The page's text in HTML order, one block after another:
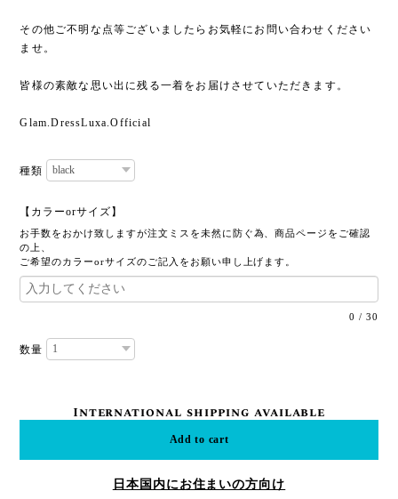
その他ご不明な点等ございましたらお気軽にお問い合わせください
ませ。
皆様の素敵な思い出に残る一着をお届けさせていただきます。
Glam.DressLuxa.Official
種類
【カラーorサイズ】
お手数をおかけ致しますが注文ミスを未然に防ぐ為、商品ページをご確認
の上、
ご希望のカラーorサイズのご記入をお願い申し上げます。
0 / 30
数量
International shipping available
Add to cart
日本国内にお住まいの方向け